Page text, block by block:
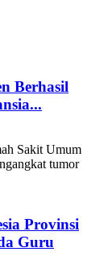
Berhasil
Sakit Umum
tumor
Provinsi
Guru